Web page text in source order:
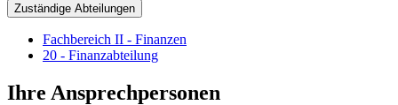
Zuständige Abteilungen
Fachbereich II - Finanzen
20 - Finanzabteilung
Ihre Ansprechpersonen